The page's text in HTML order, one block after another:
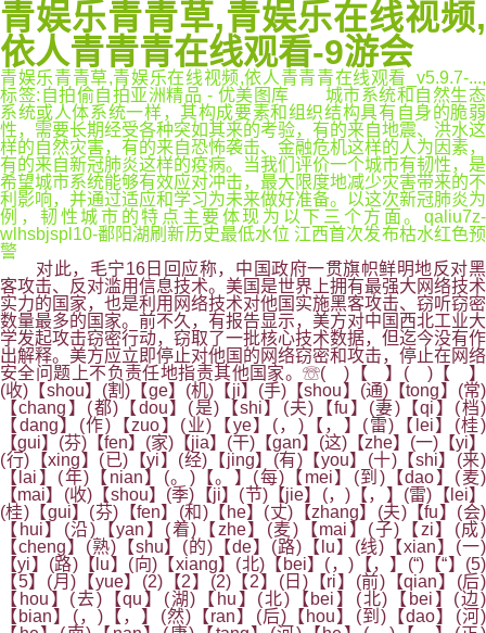
青娱乐青青草,青娱乐在线视频,
依人青青青在线观看-9游会
青娱乐青青草,青娱乐在线视频,依人青青青在线观看_v5.9.7-...,
标签:自拍偷自拍亚洲精品 - 优美图库 城市系统和自然生态
系统或人体系统一样，其构成要素和组织结构具有自身的脆弱
性，需要长期经受各种突如其来的考验，有的来自地震、洪水这
样的自然灾害，有的来自恐怖袭击、金融危机这样的人为因素，
有的来自新冠肺炎这样的疫病。当我们评价一个城市有韧性，是
希望城市系统能够有效应对冲击，最大限度地减少灾害带来的不
利影响，并通过适应和学习为未来做好准备。以这次新冠肺炎为
例，韧性城市的特点主要体现为以下三个方面。qaliu7z-
wlhsbjspl10-鄱阳湖刷新历史最低水位 江西首次发布枯水红色预
警
对此，毛宁16日回应称，中国政府一贯旗帜鲜明地反对黑
客攻击、反对滥用信息技术。美国是世界上拥有最强大网络技术
实力的国家，也是利用网络技术对他国实施黑客攻击、窃听窃密
数量最多的国家。前不久，有报告显示，美方对中国西北工业大
学发起攻击窃密行动，窃取了一批核心技术数据，但迄今没有作
出解释。美方应立即停止对他国的网络窃密和攻击，停止在网络
安全问题上不负责任地指责其他国家。☏( )【 】( )【 】
(收)【shou】(割)【ge】(机)【ji】(手)【shou】(通)【tong】(常)
【chang】(都)【dou】(是)【shi】(夫)【fu】(妻)【qi】(档)
【dang】(作)【zuo】(业)【ye】(，)【，】(雷)【lei】(桂)
【gui】(芬)【fen】(家)【jia】(干)【gan】(这)【zhe】(一)【yi】
(行)【xing】(已)【yi】(经)【jing】(有)【you】(十)【shi】(来)
【lai】(年)【nian】(。)【。】(每)【mei】(到)【dao】(麦)
【mai】(收)【shou】(季)【ji】(节)【jie】(，)【，】(雷)【lei】
(桂)【gui】(芬)【fen】(和)【he】(丈)【zhang】(夫)【fu】(会)
【hui】(沿)【yan】(着)【zhe】(麦)【mai】(子)【zi】(成)
【cheng】(熟)【shu】(的)【de】(路)【lu】(线)【xian】(一)
【yi】(路)【lu】(向)【xiang】(北)【bei】(，)【，】(“)【“】(5)
【5】(月)【yue】(2)【2】(2)【2】(日)【ri】(前)【qian】(后)
【hou】(去)【qu】(湖)【hu】(北)【bei】(北)【bei】(边)
【bian】(，)【，】(然)【ran】(后)【hou】(到)【dao】(河)